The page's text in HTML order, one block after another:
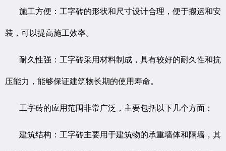
施工方便：工字砖的形状和尺寸设计合理，便于搬运和安
装，可以提高施工效率。
耐久性强：工字砖采用材料制成，具有较好的耐久性和抗
压能力，能够保证建筑物长期的使用寿命。
工字砖的应用范围非常广泛，主要包括以下几个方面：
建筑结构：工字砖主要用于建筑物的承重墙体和隔墙，其